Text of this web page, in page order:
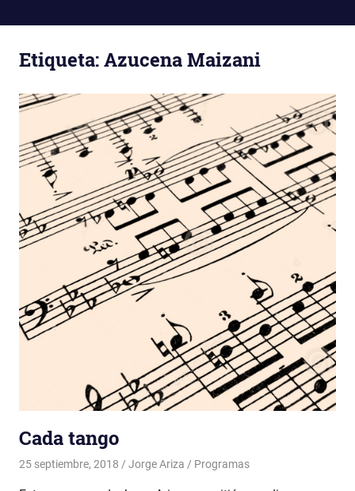
Etiqueta:Azucena Maizani
Cada tango
25 septiembre, 2018 Jorge Ariza Programas